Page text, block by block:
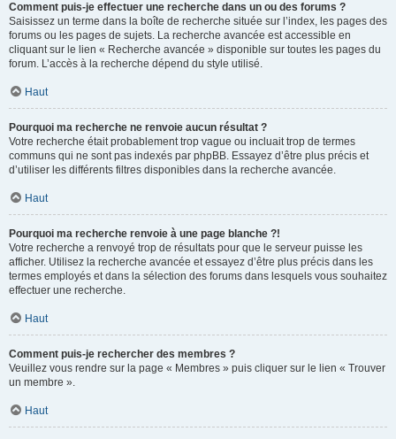
Comment puis-je effectuer une recherche dans un ou des forums ?
Saisissez un terme dans la boîte de recherche située sur l’index, les pages des
forums ou les pages de sujets. La recherche avancée est accessible en
cliquant sur le lien « Recherche avancée » disponible sur toutes les pages du
forum. L’accès à la recherche dépend du style utilisé.
Haut
Pourquoi ma recherche ne renvoie aucun résultat ?
Votre recherche était probablement trop vague ou incluait trop de termes
communs qui ne sont pas indexés par phpBB. Essayez d’être plus précis et
d’utiliser les différents filtres disponibles dans la recherche avancée.
Haut
Pourquoi ma recherche renvoie à une page blanche ?!
Votre recherche a renvoyé trop de résultats pour que le serveur puisse les
afficher. Utilisez la recherche avancée et essayez d’être plus précis dans les
termes employés et dans la sélection des forums dans lesquels vous souhaitez
effectuer une recherche.
Haut
Comment puis-je rechercher des membres ?
Veuillez vous rendre sur la page « Membres » puis cliquer sur le lien « Trouver
un membre ».
Haut